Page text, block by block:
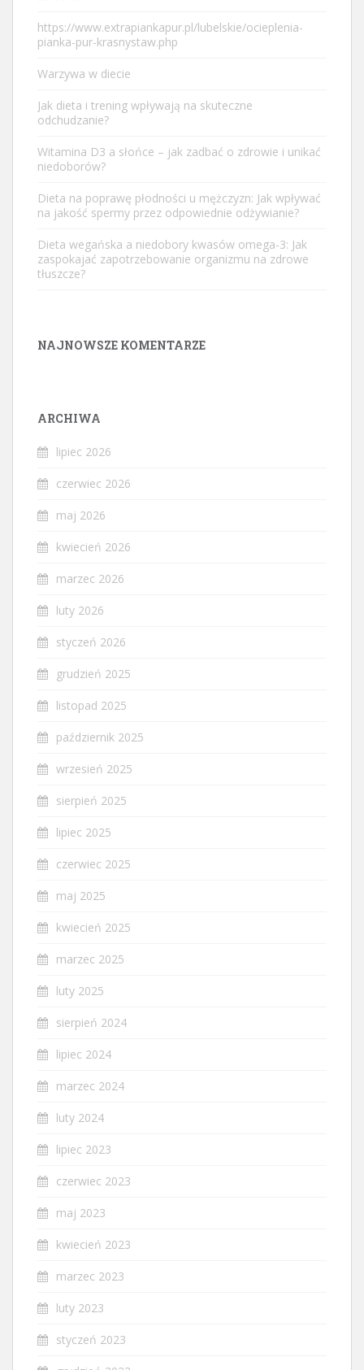
https://www.extrapiankapur.pl/lubelskie/ocieplenia-
pianka-pur-krasnystaw.php
Warzywa w diecie
Jak dieta i trening wpływają na skuteczne
odchudzanie?
Witamina D3 a słońce – jak zadbać o zdrowie i unikać
niedoborów?
Dieta na poprawę płodności u mężczyzn: Jak wpływać
na jakość spermy przez odpowiednie odżywianie?
Dieta wegańska a niedobory kwasów omega-3: Jak
zaspokajać zapotrzebowanie organizmu na zdrowe
tłuszcze?
NAJNOWSZE KOMENTARZE
ARCHIWA
lipiec 2026
czerwiec 2026
maj 2026
kwiecień 2026
marzec 2026
luty 2026
styczeń 2026
grudzień 2025
listopad 2025
październik 2025
wrzesień 2025
sierpień 2025
lipiec 2025
czerwiec 2025
maj 2025
kwiecień 2025
marzec 2025
luty 2025
sierpień 2024
lipiec 2024
marzec 2024
luty 2024
lipiec 2023
czerwiec 2023
maj 2023
kwiecień 2023
marzec 2023
luty 2023
styczeń 2023